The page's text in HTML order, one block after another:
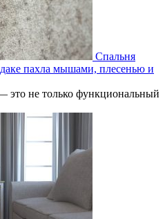
Спальня
пахла мышами, плесенью и
это не только функциональный